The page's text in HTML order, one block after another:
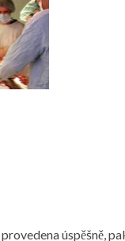
úspěšně,